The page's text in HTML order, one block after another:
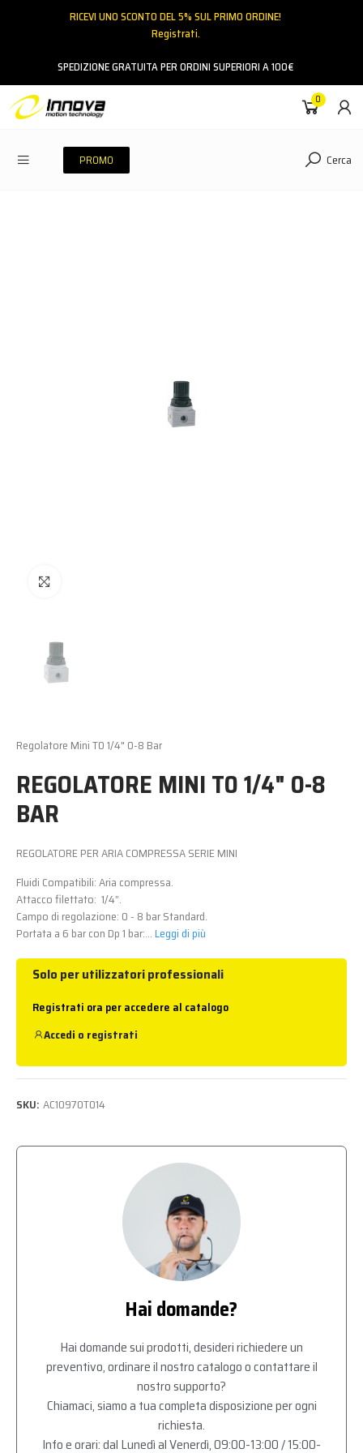
RICEVI UNO SCONTO DEL 5% SUL PRIMO ORDINE!
Registrati.
SPEDIZIONE GRATUITA PER ORDINI SUPERIORI A 100€
0
PROMO Cerca
Regolatore Mini T0 1/4" 0-8 Bar
REGOLATORE MINI T0 1/4" 0-8
BAR
REGOLATORE PER ARIA COMPRESSA SERIE MINI
Fluidi Compatibili: Aria compressa.
Attacco filettato: 1/4”.
Campo di regolazione: 0 - 8 bar Standard.
Portata a 6 bar con Dp 1 bar:...Leggi di più
Solo per utilizzatori professionali
Registrati ora per accedere al catalogo
Accedi o registrati
SKU: AC10970T014
Hai domande?
Hai domande sui prodotti, desideri richiedere un
preventivo, ordinare il nostro catalogo o contattare il
nostro supporto?
Chiamaci, siamo a tua completa disposizione per ogni
richiesta.
Info e orari: dal Lunedì al Venerdì, 09:00-13:00 / 15:00-